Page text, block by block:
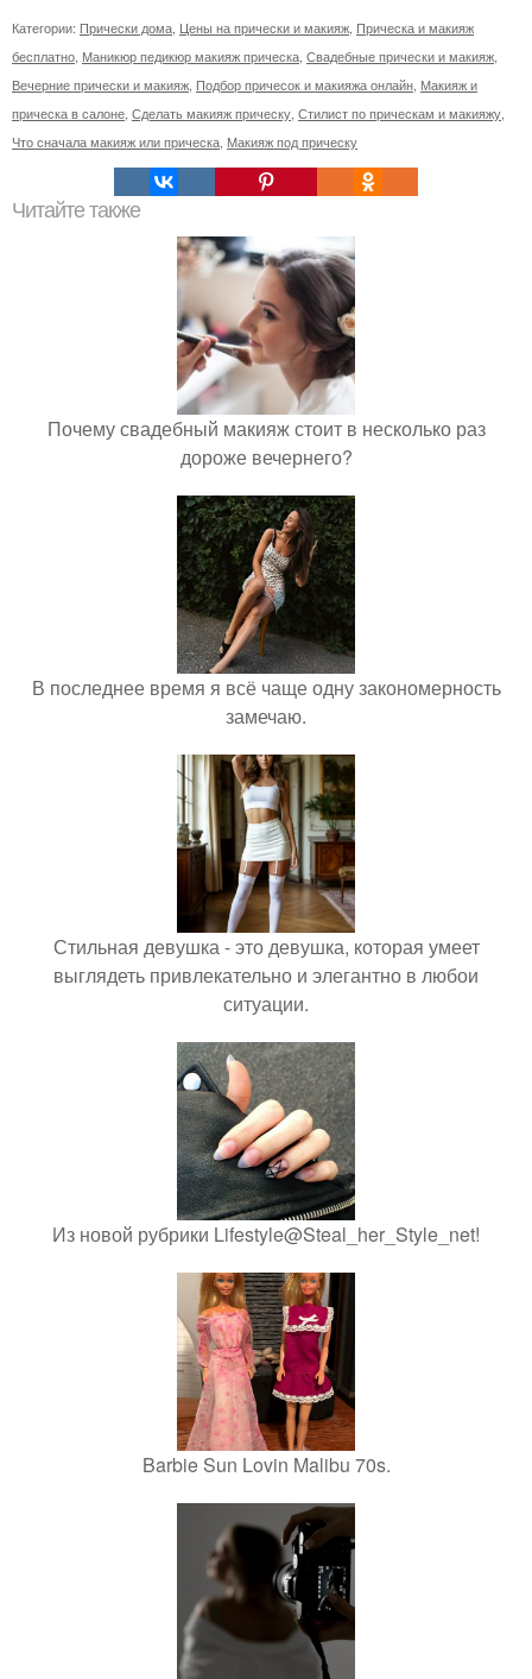
Категории: Прически дома, Цены на прически и макияж, Прическа и макияж
бесплатно, Маникюр педикюр макияж прическа, Свадебные прически и макияж,
Вечерние прически и макияж, Подбор причесок и макияжа онлайн, Макияж и
прическа в салоне, Сделать макияж прическу, Стилист по прическам и макияжу,
Что сначала макияж или прическа, Макияж под прическу
Читайте также
Почему свадебный макияж стоит в несколько раз
дороже вечернего?
В последнее время я всё чаще одну закономерность
замечаю.
Стильная девушка - это девушка, которая умеет
выглядеть привлекательно и элегантно в любои
ситуации.
Из новой рубрики Lifestyle@Steal_her_Style_net!
Barbie Sun Lovin Malibu 70s.